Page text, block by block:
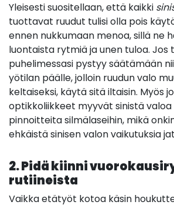
Yleisesti suositellaan, että kaikki
tuottavat ruudut tulisi olla pois
ennen nukkumaan menoa, sillä ne
luontaista rytmiä ja unen tuloa. Jos
puhelimessasi pystyy säätämään
yötilan päälle, jolloin ruudun valo
keltaiseksi, käytä sitä iltaisin. Myös
optikkoliikkeet myyvät sinistä
pinnoitteita silmälaseihin, mikä
ehkäistä sinisen valon vaikutuksia
2. Pidä kiinni
rutiineista
Vaikka etätyöt kotoa käsin